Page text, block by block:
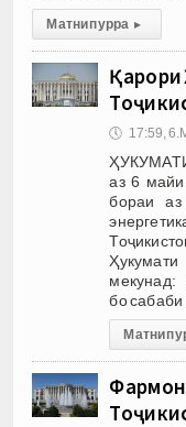
Матни пурра ▸
Қарори
🕔 17:59,
аз 6
бораи
мекунад:
бо сабаби
Матни